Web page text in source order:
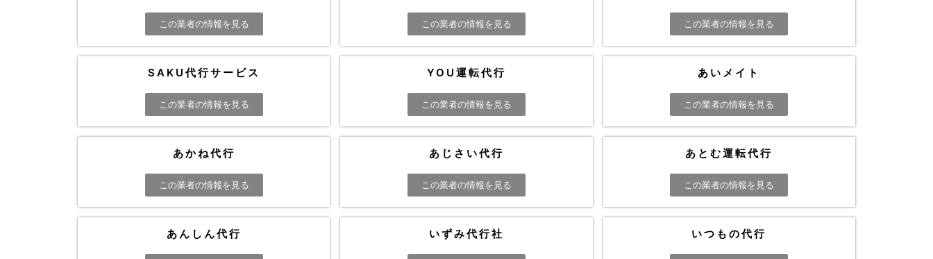
この業者の情報を見る この業者の情報を見る この業者の情報を見る
SAKU代行サービス
この業者の情報を見る
YOU運転代行
この業者の情報を見る
あいメイト
この業者の情報を見る
あかね代行
この業者の情報を見る
あじさい代行
この業者の情報を見る
あとむ運転代行
この業者の情報を見る
あんしん代行 いずみ代行社 いつもの代行